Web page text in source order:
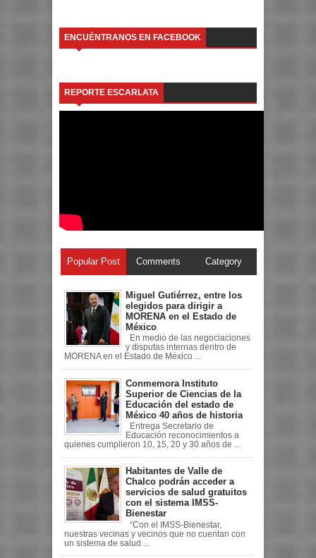
ENCUÉNTRANOS EN FACEBOOK
REPORTE ESCARLATA
Popular Post Comments Category
Miguel Gutiérrez, entre los
elegidos para dirigir a
MORENA en el Estado de
México
En medio de las negociaciones
y disputas internas dentro de
MORENA en el Estado de México ...
Conmemora Instituto
Superior de Ciencias de la
Educación del estado de
México 40 años de historia
Entrega Secretario de
Educación reconocimientos a
quienes cumplieron 10, 15, 20 y 30 años de ...
Habitantes de Valle de
Chalco podrán acceder a
servicios de salud gratuitos
con el sistema IMSS-
Bienestar
“Con el IMSS-Bienestar,
nuestras vecinas y vecinos que no cuentan con
un sistema de salud ...